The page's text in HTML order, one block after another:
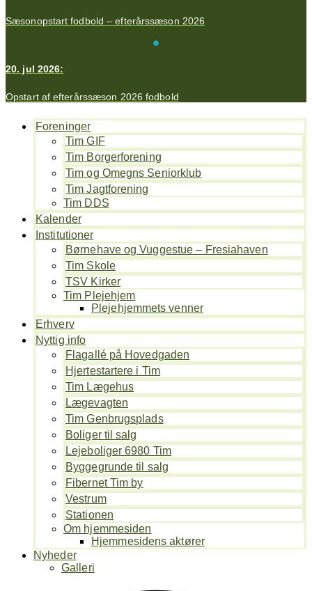
Sæsonopstart fodbold – efterårssæson 2026
20. jul 2026:
Opstart af efterårssæson 2026 fodbold
Foreninger
Tim GIF
Tim Borgerforening
Tim og Omegns Seniorklub
Tim Jagtforening
Tim DDS
Kalender
Institutioner
Børnehave og Vuggestue – Fresiahaven
Tim Skole
TSV Kirker
Tim Plejehjem
Plejehjemmets venner
Erhverv
Nyttig info
Flagallé på Hovedgaden
Hjertestartere i Tim
Tim Lægehus
Lægevagten
Tim Genbrugsplads
Boliger til salg
Lejeboliger 6980 Tim
Byggegrunde til salg
Fibernet Tim by
Vestrum
Stationen
Om hjemmesiden
Hjemmesidens aktører
Nyheder
Galleri